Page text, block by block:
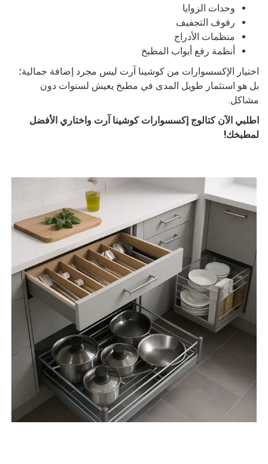
وحدات الزوايا
رفوف التجفيف
منظمات الأدراج
أنظمة رفع أبواب المطبخ
اختيار الإكسسوارات من كوشينا آرت ليس مجرد إضافة جمالية؛
بل هو استثمار طويل المدى في مطبخ يعيش لسنوات دون
مشاكل.
اطلبي الآن كتالوج إكسسوارات كوشينا آرت واختاري الأفضل
لمطبخك!